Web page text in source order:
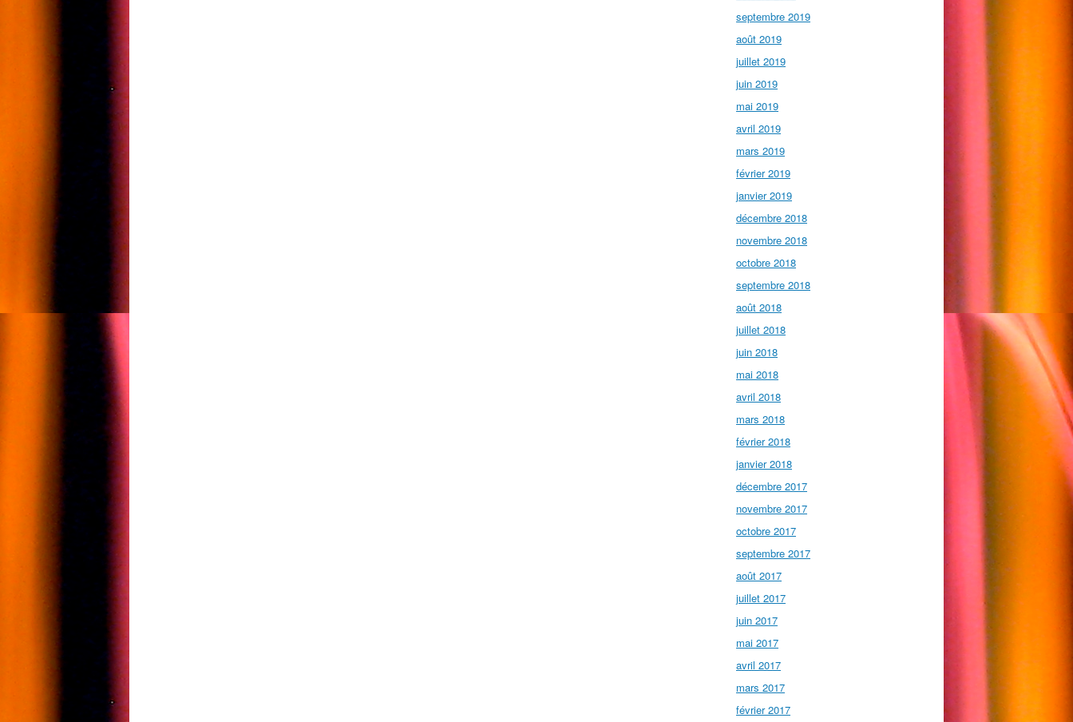
septembre 2019
août 2019
juillet 2019
juin 2019
mai 2019
avril 2019
mars 2019
février 2019
janvier 2019
décembre 2018
novembre 2018
octobre 2018
septembre 2018
août 2018
juillet 2018
juin 2018
mai 2018
avril 2018
mars 2018
février 2018
janvier 2018
décembre 2017
novembre 2017
octobre 2017
septembre 2017
août 2017
juillet 2017
juin 2017
mai 2017
avril 2017
mars 2017
février 2017